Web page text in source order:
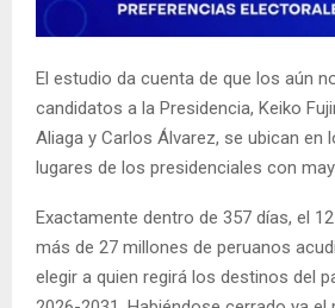
El estudio da cuenta de que los aún
candidatos a la Presidencia, Keiko
Aliaga y Carlos Álvarez, se ubican en
lugares de los presidenciales con
Exactamente dentro de 357 días, el
más de 27 millones de peruanos
elegir a quien regirá los destinos del